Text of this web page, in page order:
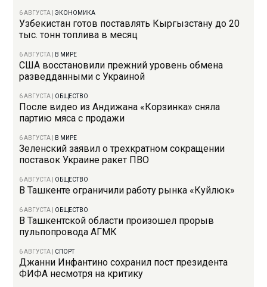
6 АВГУСТА |ЭКОНОМИКА
Узбекистан готов поставлять Кыргызстану до 20
тыс. тонн топлива в месяц
6 АВГУСТА В МИРЕ
США восстановили прежний уровень обмена
разведданными с Украиной
6 АВГУСТА ОБЩЕСТВО
После видео из Андижана «Корзинка» сняла
партию мяса с продажи
6 АВГУСТА В МИРЕ
Зеленский заявил о трехкратном сокращении
поставок Украине ракет ПВО
6 АВГУСТА ОБЩЕСТВО
В Ташкенте ограничили работу рынка «Куйлюк»
6 АВГУСТА ОБЩЕСТВО
В Ташкентской области произошел прорыв
пульпопровода АГМК
6 АВГУСТА СПОРТ
Джанни Инфантино сохранил пост президента
ФИФА несмотря на критику